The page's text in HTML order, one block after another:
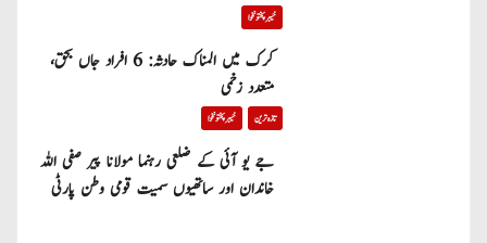
خیبر پختونخوا
کرک میں المناک حادثہ: 6 افراد جاں بحق،
متعدد زخمی
تازہ ترین خیبر پختونخوا
جے یو آئی کے ضلعی رہنما مولانا پیر صفی اللہ
خاندان اور ساتھیوں سمیت قومی وطن پارٹی